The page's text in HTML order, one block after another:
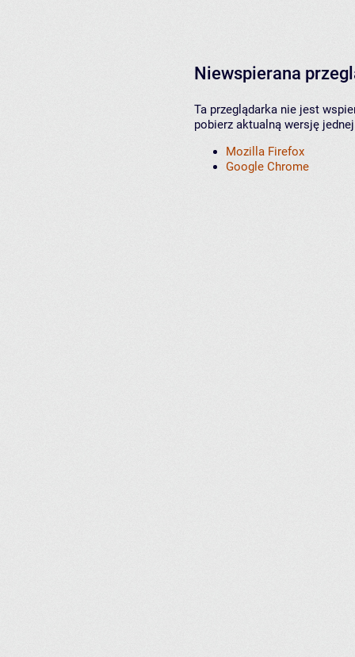
Niewspierana
Ta przeglądarka nie jest
pobierz aktualną wersję
Mozilla Firefox
Google Chrome